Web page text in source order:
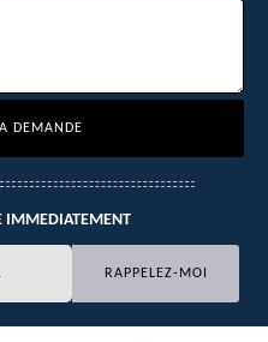
IMMEDIATEMENT